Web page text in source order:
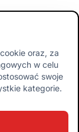
Aplikacja dla
Aplikacja dla
oraz, za
w celu
swoje
kategorie.